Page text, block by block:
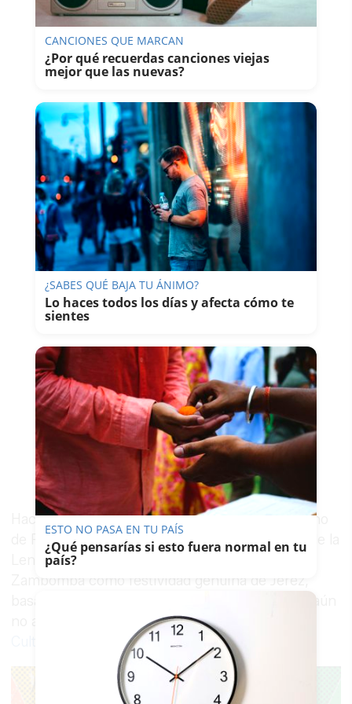
Hacemás de tres añosque el Consejo Ciudadano
de Podemos Jerez solicitó a la Real Academia de la
Lengua Española la inclusión de la acepción de
Zambomba como festividad genuina de Jerez,
basándose en la iniciativa, por aquel entonces aún
de declaración de Bien Interés
Cultural de las Zambombas de Jerez y Arcos.
CANCIONES QUE MARCAN
¿Por qué recuerdas canciones viejas
mejor que las nuevas?
¿SABES QUÉ BAJA TU ÁNIMO?
Lo haces todos los días y afecta cómo te
sientes
ESTO NO PASA EN TU PAÍS
¿Qué pensarías si esto fuera normal en tu
país?